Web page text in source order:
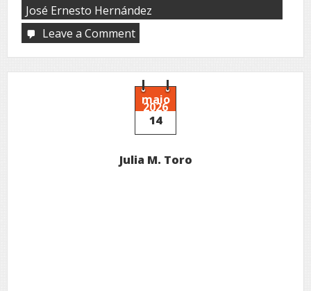
José Ernesto Hernández
Leave a Commenton
Ernesto
Hernández
maio
2026
14
Julia M. Toro